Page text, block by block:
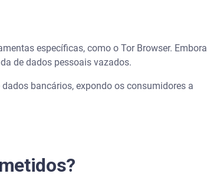
específicas, como o Tor Browser. Embora
de dados pessoais vazados.
bancários, expondo os consumidores a